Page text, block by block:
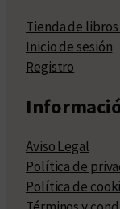
Tienda de
Inicio de sesión
Registro
Aviso Legal
Política de
Política de